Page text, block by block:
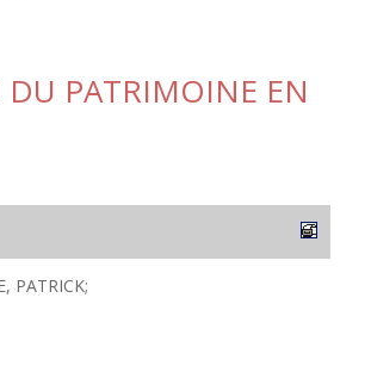
PATRIMOINE EN
PATRICK;